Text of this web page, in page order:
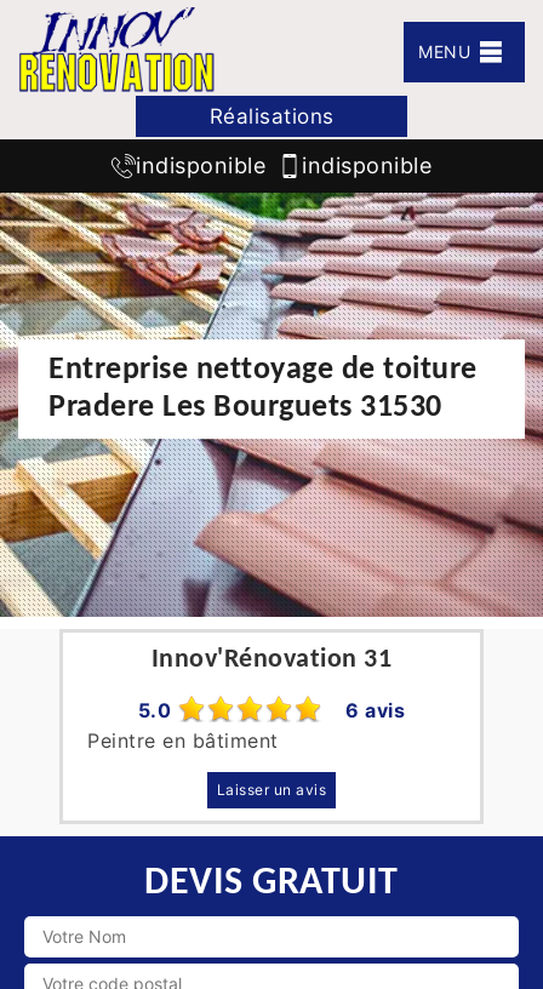
MENU
Réalisations
indisponible indisponible
Entreprise nettoyage de toiture
Pradere Les Bourguets 31530
Innov'Rénovation 31
5.0
6 avis
Peintre en bâtiment
Laisser un avis
DEVIS GRATUIT